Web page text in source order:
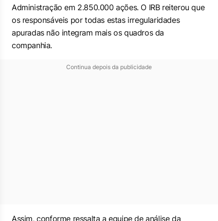
Administração em 2.850.000 ações. O IRB reiterou que
os responsáveis por todas estas irregularidades
apuradas não integram mais os quadros da
companhia.
Continua depois da publicidade
Assim, conforme ressalta a equipe de análise da